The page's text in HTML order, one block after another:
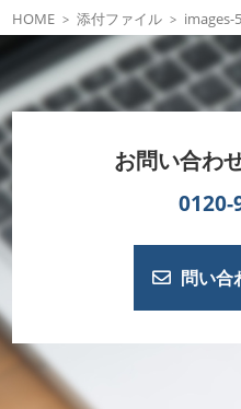
HOME 添付ファイル images-5
お問い合わ
0120-
問い合